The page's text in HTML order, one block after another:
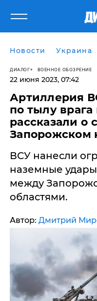
Новости Украина
ДИАЛОГ ВОЕННОЕ ОБОЗРЕНИЕ
22 июня 2023, 07:42
​Артиллерия
по тылу врага
рассказали о
Запорожском
ВСУ нанесли
наземные
между
областями.
Автор: Дмитрий